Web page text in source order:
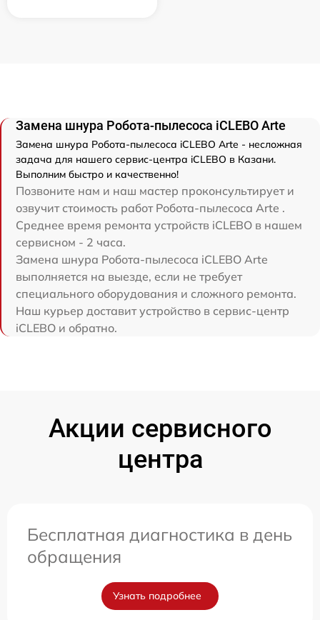
Замена шнура Робота-пылесоса iCLEBO Arte
Замена шнура Робота-пылесоса iCLEBO Arte - несложная
задача для нашего сервис-центра iCLEBO в Казани.
Выполним быстро и качественно!
Позвоните нам и наш мастер проконсультирует и
озвучит стоимость работ Робота-пылесоса Arte .
Среднее время ремонта устройств iCLEBO в нашем
сервисном - 2 часа.
Замена шнура Робота-пылесоса iCLEBO Arte
выполняется на выезде, если не требует
специального оборудования и сложного ремонта.
Наш курьер доставит устройство в сервис-центр
iCLEBO и обратно.
Акции сервисного
центра
Бесплатная диагностика в день
обращения
Узнать подробнее